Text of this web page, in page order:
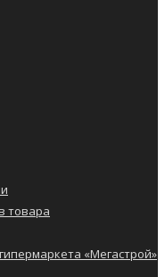
товара
«Мегастрой»